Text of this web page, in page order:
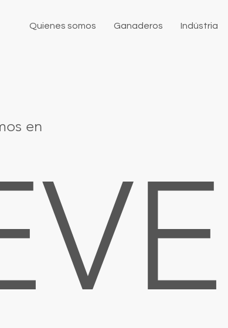
Quienes somos Ganaderos Indústria
en